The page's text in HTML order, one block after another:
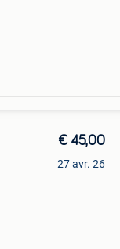
€ 45,00
27 avr. 26